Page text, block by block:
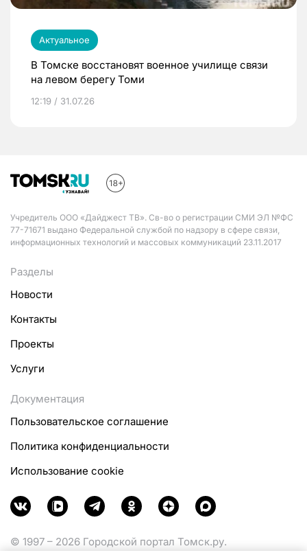
Актуальное
В Томске восстановят военное училище связи
на левом берегу Томи
12:19 / 31.07.26
Учредитель ООО «Дайджест ТВ». Св-во о регистрации СМИ ЭЛ №ФС
77-71671 выдано Федеральной службой по надзору в сфере связи,
информационных технологий и массовых коммуникаций 23.11.2017
Разделы
Новости
Контакты
Проекты
Услуги
Документация
Пользовательское соглашение
Политика конфиденциальности
Использование cookie
© 1997 – 2026 Городской портал Томск.ру.